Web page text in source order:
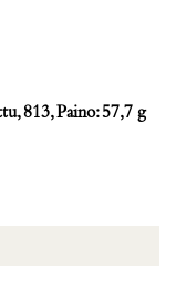
813, Paino: 57,7 g